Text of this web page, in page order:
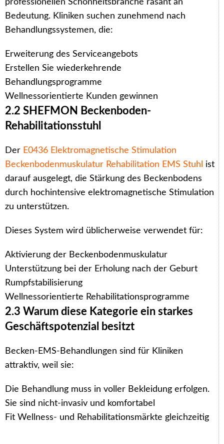
professionellen Schönheitsbranche rasant an
Bedeutung. Kliniken suchen zunehmend nach
Behandlungssystemen, die:
Erweiterung des Serviceangebots
Erstellen Sie wiederkehrende
Behandlungsprogramme
Wellnessorientierte Kunden gewinnen
2.2 SHEFMON Beckenboden-
Rehabilitationsstuhl
Der E0436 Elektromagnetische Stimulation
Beckenbodenmuskulatur Rehabilitation EMS Stuhl
ist
darauf ausgelegt, die Stärkung des Beckenbodens
durch hochintensive elektromagnetische Stimulation
zu unterstützen.
Dieses System wird üblicherweise verwendet für:
Aktivierung der Beckenbodenmuskulatur
Unterstützung bei der Erholung nach der Geburt
Rumpfstabilisierung
Wellnessorientierte Rehabilitationsprogramme
2.3 Warum diese Kategorie ein starkes
Geschäftspotenzial besitzt
Becken-EMS-Behandlungen sind für Kliniken
attraktiv, weil sie:
Die Behandlung muss in voller Bekleidung erfolgen.
Sie sind nicht-invasiv und komfortabel
Fit Wellness- und Rehabilitationsmärkte gleichzeitig